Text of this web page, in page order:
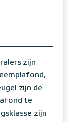
zijn
zijn de
te
zijn